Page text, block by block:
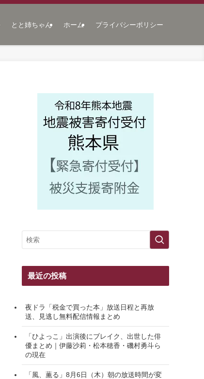
とと姉ちゃん ホーム プライバシーポリシー
最近の投稿
夜ドラ「税金で買った本」放送日程と再放
送、見逃し無料配信情報まとめ
「ひよっこ」出演後にブレイク、出世した俳
優まとめ｜伊藤沙莉・松本穂香・磯村勇斗ら
の現在
「風、薫る」8月6日（木）朝の放送時間が変